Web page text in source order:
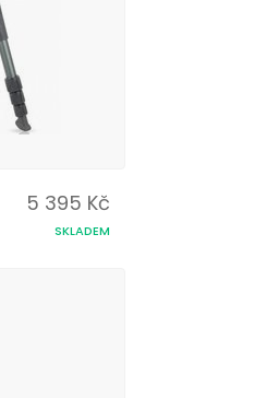
5 395 Kč
SKLADEM